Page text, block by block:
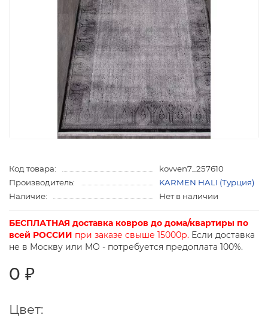
Код товара:
kovven7_257610
Производитель:
KARMEN HALI (Турция)
Наличие:
Нет в наличии
БЕСПЛАТНАЯ доставка ковров до дома/квартиры по
всей РОССИИ при заказе свыше 15000р. Если доставка
не в Москву или МО - потребуется предоплата 100%.
0 ₽
Цвет: